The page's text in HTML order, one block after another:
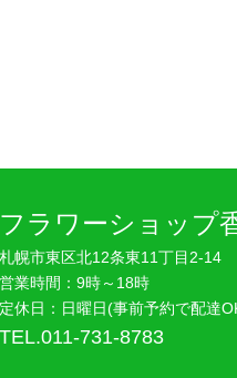
フラワーショップ
札幌市東区北12条東11丁目2-14
営業時間：9時～18時
定休日：日曜日(事前予約で配達
TEL.011-731-8783